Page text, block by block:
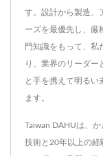
す。設計から製造、
ーズを最優先し、厳
門知識をもって、私
り、業界のリーダー
と手を携えて明るい
ます。
Taiwan DAHUは、
技術と20年以上の経